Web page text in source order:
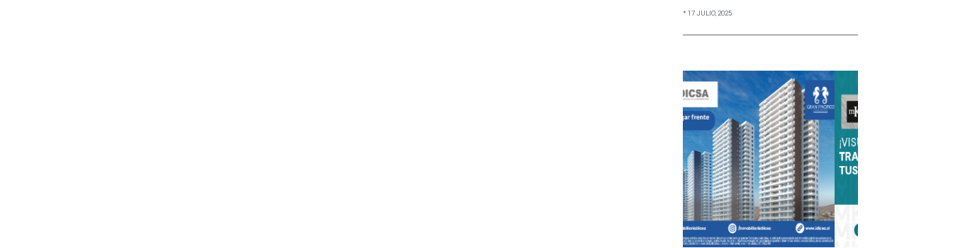
* 17 JULIO, 2025